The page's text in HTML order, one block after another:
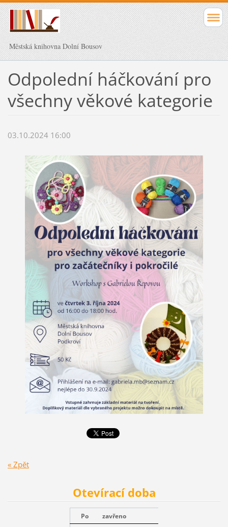
Městská knihovna Dolní Bousov
Odpolední háčkování pro
všechny věkové kategorie
03.10.2024 16:00
« Zpět
Otevírací doba
Po
zavřeno